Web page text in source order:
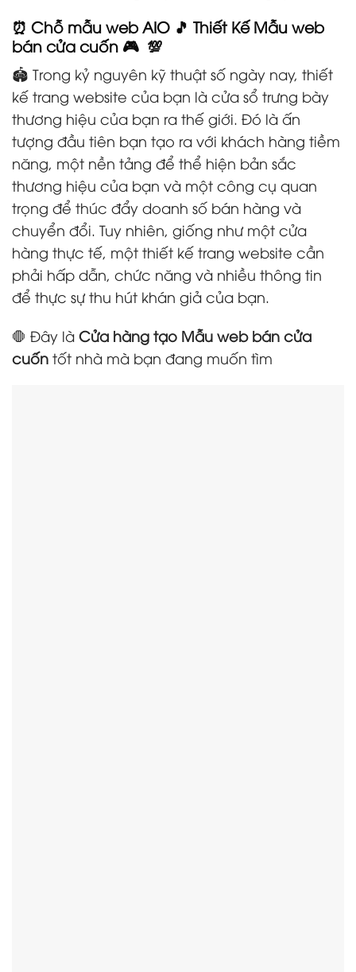
⏰ Chỗ mẫu web AIO 🎵 Thiết Kế Mẫu web
bán cửa cuốn 🎮 💯
🏟️ Trong kỷ nguyên kỹ thuật số ngày nay, thiết
kế trang website của bạn là cửa sổ trưng bày
thương hiệu của bạn ra thế giới. Đó là ấn
tượng đầu tiên bạn tạo ra với khách hàng tiềm
năng, một nền tảng để thể hiện bản sắc
thương hiệu của bạn và một công cụ quan
trọng để thúc đẩy doanh số bán hàng và
chuyển đổi. Tuy nhiên, giống như một cửa
hàng thực tế, một thiết kế trang website cần
phải hấp dẫn, chức năng và nhiều thông tin
để thực sự thu hút khán giả của bạn.
🛑 Đây là Cửa hàng tạo Mẫu web bán cửa
cuốn tốt nhà mà bạn đang muốn tìm